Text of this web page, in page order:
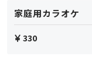
家庭用カラオケ
330